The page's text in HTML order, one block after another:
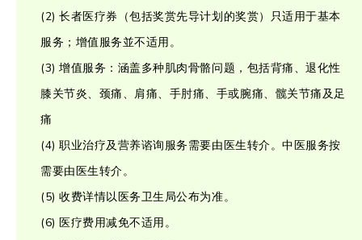
(2) 长者医疗券（包括奖赏先导计划的奖赏）只适用于基本
服务；增值服务並不适用。
(3) 增值服务：涵盖多种肌肉骨骼问题，包括背痛、退化性
膝关节炎、颈痛、肩痛、手肘痛、手或腕痛、髋关节痛及足
痛
(4) 职业治疗及营养谘询服务需要由医生转介。中医服务按
需要由医生转介。
(5) 收费详情以医务卫生局公布为准。
(6) 医疗费用减免不适用。